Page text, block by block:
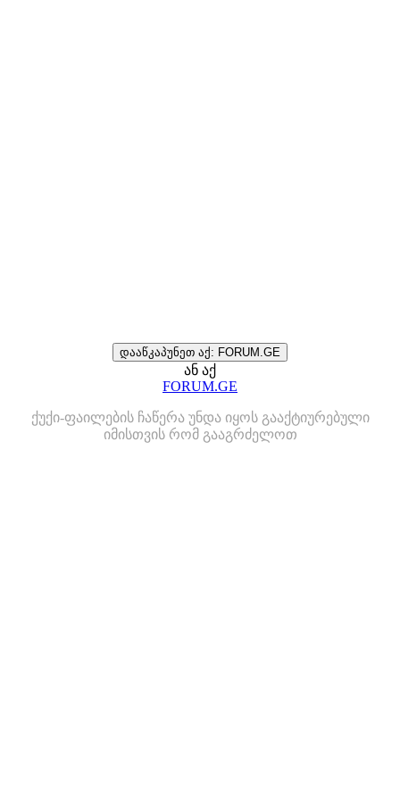
დააწკაპუნეთ აქ: FORUM.GE
ან აქ
FORUM.GE
ქუქი-ფაილების ჩაწერა უნდა იყოს გააქტიურებული
იმისთვის რომ გააგრძელოთ